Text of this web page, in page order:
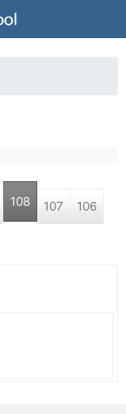
108 107 106